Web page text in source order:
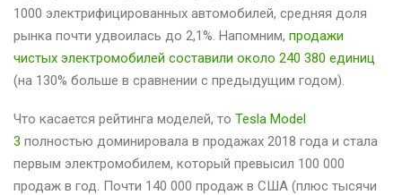
1000 электрифицированных автомобилей, средняя доля
рынка почти удвоилась до 2,1%. Напомним, продажи
чистых электромобилей составили около 240 380 единиц
(на 130% больше в сравнении с предыдущим годом).
Что касается рейтинга моделей, то Tesla Model
3 полностью доминировала в продажах 2018 года и стала
первым электромобилем, который превысил 100 000
продаж в год. Почти 140 000 продаж в США (плюс тысячи